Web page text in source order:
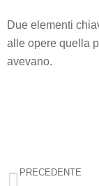
Due elementi
alle opere quella
avevano.
PRECEDENTE